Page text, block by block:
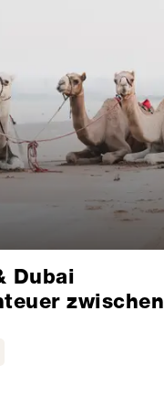
Dubai
zwischen